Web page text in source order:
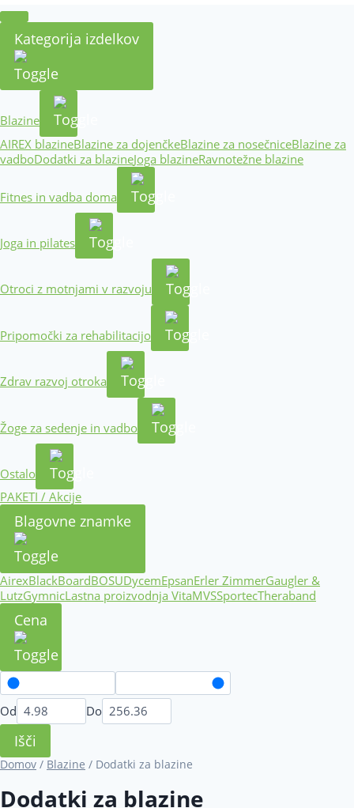
Kategorija izdelkov
Blazine
AIREX blazineBlazine za dojenčkeBlazine za nosečniceBlazine za
vadboDodatki za blazineJoga blazineRavnotežne blazine
Fitnes in vadba doma
Joga in pilates
Otroci z motnjami v razvoju
Pripomočki za rehabilitacijo
Zdrav razvoj otroka
Žoge za sedenje in vadbo
Ostalo
PAKETI / Akcije
Blagovne znamke
AirexBlackBoardBOSUDycemEpsanErler ZimmerGaugler &
LutzGymnicLastna proizvodnja VitaMVSSportecTheraband
Cena
Od Do
Išči
Domov / Blazine / Dodatki za blazine
Dodatki za blazine